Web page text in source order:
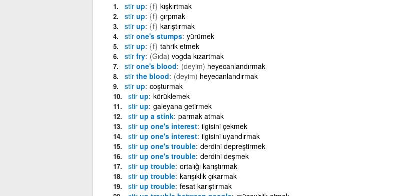
stirup {f} kışkırtmak
stirup {f} çırpmak
stirup {f} karıştırmak
stirone's stumps yürümek
stirup {f} tahrik etmek
stirfry (Gıda) vogda kızartmak
stirone's blood (deyim) heyecanlandırmak
stirthe blood (deyim) heyecanlandırmak
stirup coşturmak
stirup körüklemek
stirup galeyana getirmek
stirup a stink parmak atmak
stirup one's interest ilgisini çekmek
stirup one's interest ilgisini uyandırmak
stirup one's trouble derdini depreştirmek
stirup one's trouble derdini deşmek
stirup trouble ortalığı karıştırmak
stirup trouble karışıklık çıkarmak
stirup trouble fesat karıştırmak